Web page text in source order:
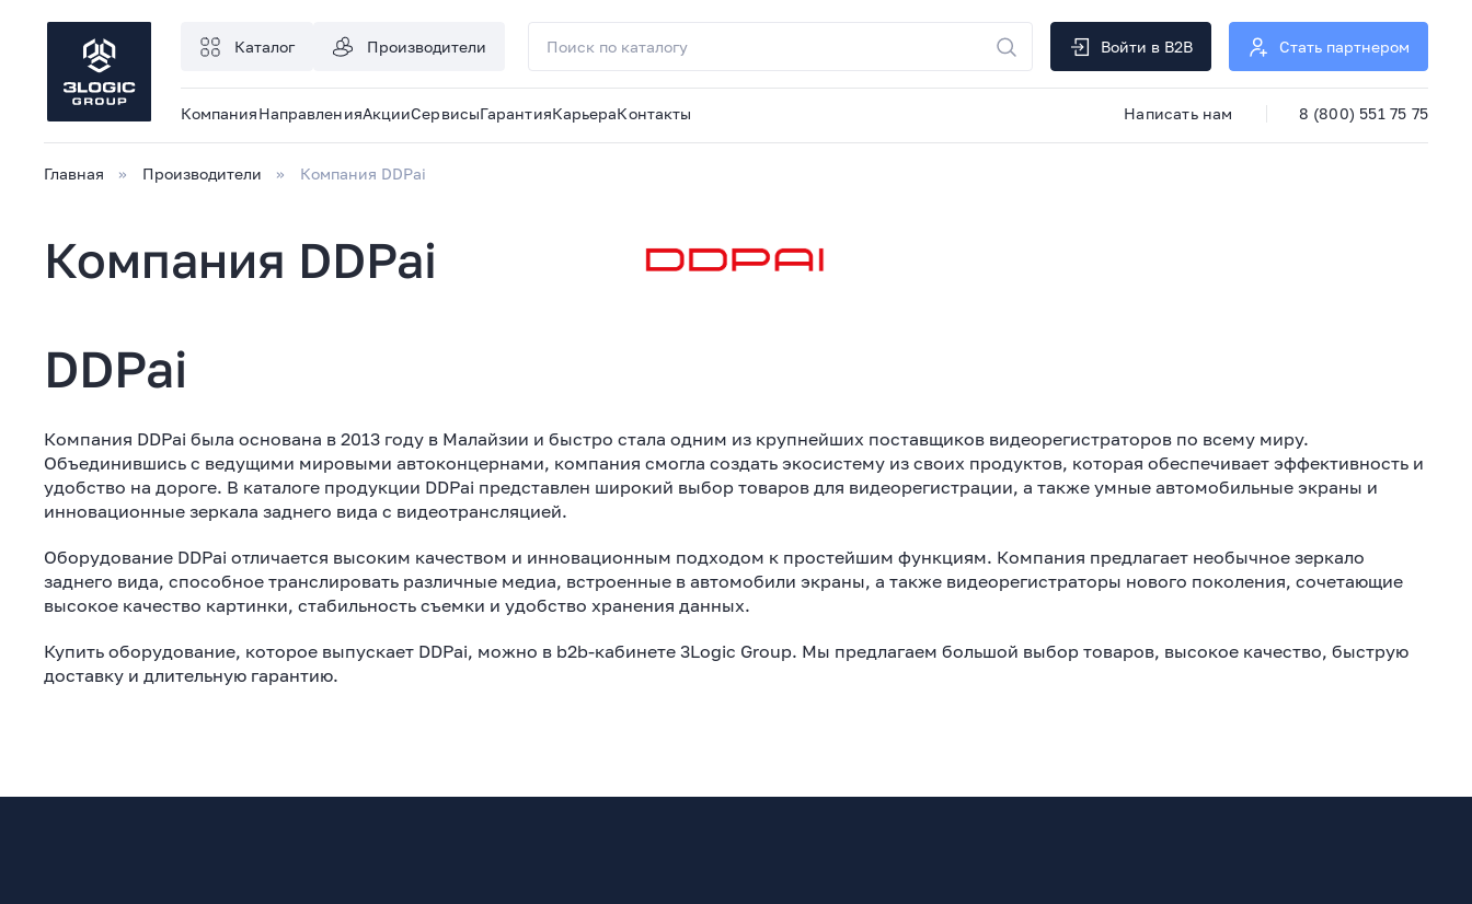
Каталог Производители Войти в B2B Стать партнером
КомпанияНаправленияАкцииСервисыГарантияКарьераКонтакты Написать нам 8 (800) 551 75 75
Главная Производители Компания DDPai
Компания DDPai
DDPai
Компания DDPai была основана в 2013 году в Малайзии и быстро стала одним из крупнейших поставщиков видеорегистраторов по всему миру.
Объединившись с ведущими мировыми автоконцернами, компания смогла создать экосистему из своих продуктов, которая обеспечивает эффективность и
удобство на дороге. В каталоге продукции DDPai представлен широкий выбор товаров для видеорегистрации, а также умные автомобильные экраны и
инновационные зеркала заднего вида с видеотрансляцией.
Оборудование DDPai отличается высоким качеством и инновационным подходом к простейшим функциям. Компания предлагает необычное зеркало
заднего вида, способное транслировать различные медиа, встроенные в автомобили экраны, а также видеорегистраторы нового поколения, сочетающие
высокое качество картинки, стабильность съемки и удобство хранения данных.
Купить оборудование, которое выпускает DDPai, можно в b2b-кабинете 3Logic Group. Мы предлагаем большой выбор товаров, высокое качество, быструю
доставку и длительную гарантию.